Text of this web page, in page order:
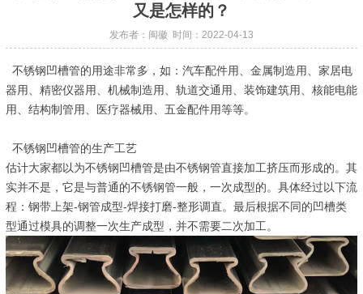
又是怎样的？
发布者：闽徽 时间：2022-04-13
不锈钢凹槽管的用途非常多，如：汽车配件用、金属制造用、家居电
器用、精密仪器用、机械制造用、轨道交通用、装饰建筑用、核能电能
用、结构制管用、医疗器械用、五金配件用等等。
不锈钢凹槽管的生产工艺
估计大家都以为不锈钢凹槽管是由不锈钢管直接加工挤压而形成的。其
实并不是，它是与普通的不锈钢管一般，一次成型的。具体经过以下流
程：钢带上架-钢管成型-焊接打磨-整形调直。最后根据不同的凹槽类
型通过模具的调整一次生产成型，并不需要二次加工。